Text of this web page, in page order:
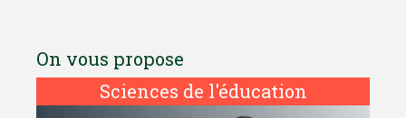
On vous propose
Sciences de l'éducation